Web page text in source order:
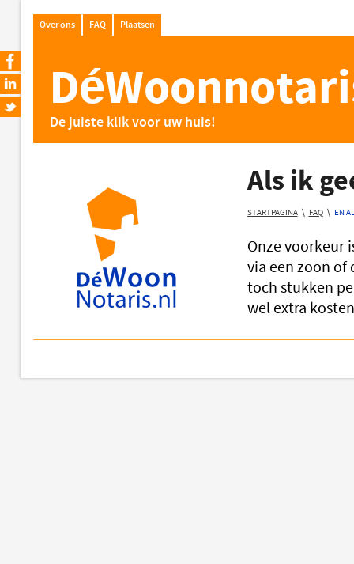
Over ons FAQ Plaatsen
De juiste klik voor uw huis!
Als ik
STARTPAGINA \ FAQ \ EN
Onze voorkeur
via een zoon of
toch stukken
wel extra